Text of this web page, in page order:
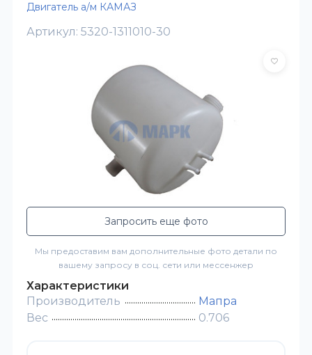
Двигатель а/м КАМАЗ
Артикул: 5320-1311010-30
Запросить еще фото
Мы предоставим вам дополнительные фото детали по
вашему запросу в соц. сети или мессенжер
Характеристики
Производитель
Мапра
Вес
0.706